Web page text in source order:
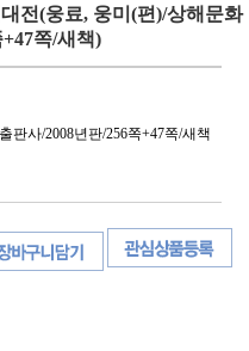
전(웅료, 웅미(편)/상해문화
+47쪽/새책)
판사/2008년판/256쪽+47쪽/새책